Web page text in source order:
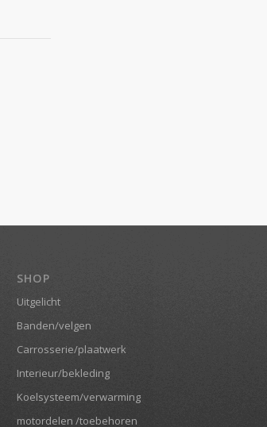
SHOP
Uitgelicht
Banden/velgen
Carrosserie/plaatwerk
Interieur/bekleding
Koelsysteem/verwarming
motordelen /toebehoren